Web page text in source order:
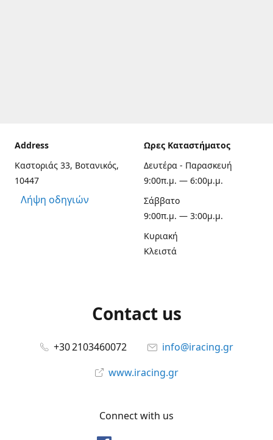
Address
Καστοριάς 33, Βοτανικός,
10447
Λήψη οδηγιών
Ωρες Καταστήματος
Δευτέρα - Παρασκευή
9:00π.μ. — 6:00μ.μ.
Σάββατο
9:00π.μ. — 3:00μ.μ.
Κυριακή
Κλειστά
Contact us
+30 2103460072
info@iracing.gr
www.iracing.gr
Connect with us